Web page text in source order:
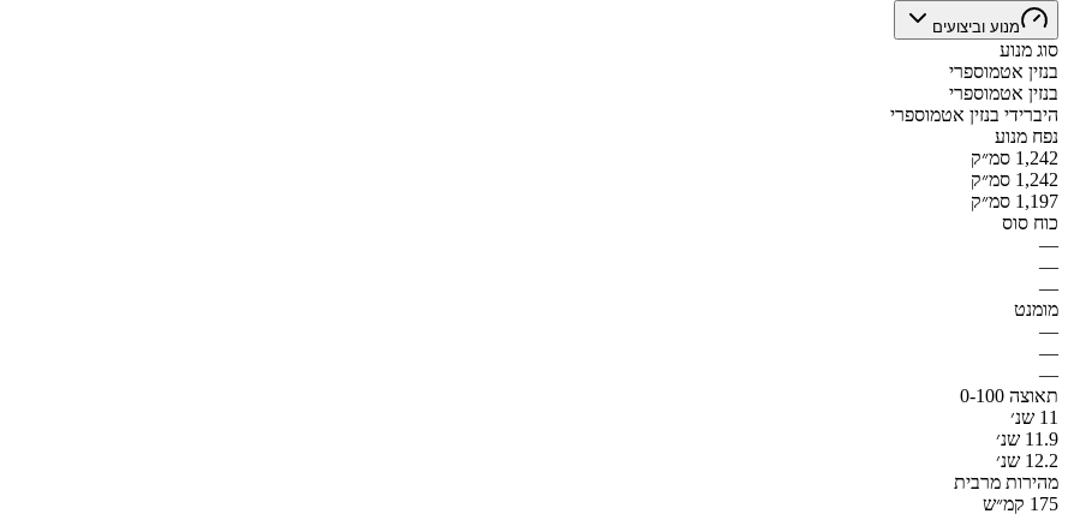
מנוע וביצועים
סוג מנוע
בנזין אטמוספרי
בנזין אטמוספרי
היברידי בנזין אטמוספרי
נפח מנוע
1,242 סמ״ק
1,242 סמ״ק
1,197 סמ״ק
כוח סוס
—
—
—
מומנט
—
—
—
תאוצה 0-100
11 שנ׳
11.9 שנ׳
12.2 שנ׳
מהירות מרבית
175 קמ״ש